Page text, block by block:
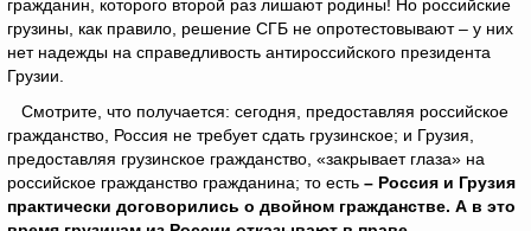
гражданин, которого второй раз лишают родины! Но российские
грузины, как правило, решение СГБ не опротестовывают – у них
нет надежды на справедливость антироссийского президента
Грузии.
Смотрите, что получается: сегодня, предоставляя российское
гражданство, Россия не требует сдать грузинское; и Грузия,
предоставляя грузинское гражданство, «закрывает глаза» на
российское гражданство гражданина; то есть – Россия и Грузия
практически договорились о двойном гражданстве. А в это